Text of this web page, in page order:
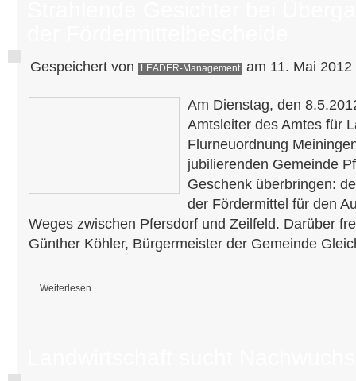
Gespeichert von LEADER-Management am 11. Mai 2012
Am Dienstag, den
Amtsleiter des Amtes für
Flurneuordnung
jubilierenden Gemeinde
Geschenk überbringen:
der Fördermittel für den
Weges zwischen Pfersdorf und Zeilfeld. Darüber
Günther Köhler, Bürgermeister der Gemeinde
Weiterlesen